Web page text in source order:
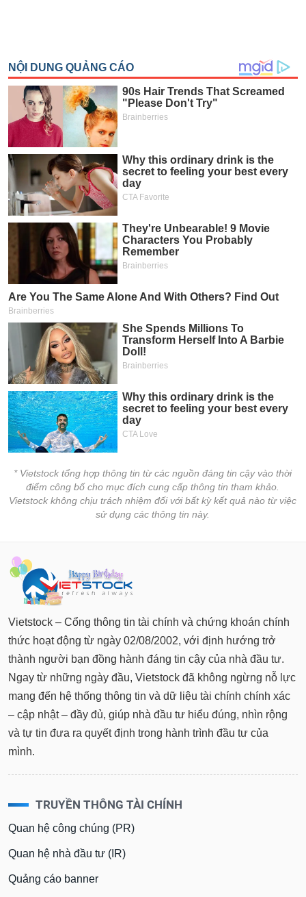
* Vietstock tổng hợp thông tin từ các nguồn đáng tin cậy vào thời
điểm công bố cho mục đích cung cấp thông tin tham khảo.
Vietstock không chịu trách nhiệm đối với bất kỳ kết quả nào từ việc
sử dụng các thông tin này.
Vietstock – Cổng thông tin tài chính và chứng khoán chính
thức hoạt động từ ngày 02/08/2002, với định hướng trở
thành người bạn đồng hành đáng tin cậy của nhà đầu tư.
Ngay từ những ngày đầu, Vietstock đã không ngừng nỗ lực
mang đến hệ thống thông tin và dữ liệu tài chính chính xác
– cập nhật – đầy đủ, giúp nhà đầu tư hiểu đúng, nhìn rộng
và tự tin đưa ra quyết định trong hành trình đầu tư của
mình.
TRUYỀN THÔNG TÀI CHÍNH
Quan hệ công chúng (PR)
Quan hệ nhà đầu tư (IR)
Quảng cáo banner